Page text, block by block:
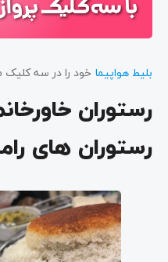
بلیط هواپیما خود را در سه
رستوران
رستوران های